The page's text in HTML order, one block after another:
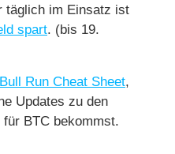
täglich im Einsatz ist
spart. (bis 19.
Bull Run Cheat Sheet,
Updates zu den
für BTC bekommst.